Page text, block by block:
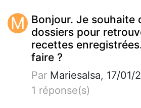
M Bonjour. Je souhaite
dossiers pour
recettes
faire ?
Par Mariesalsa, 17/01/
1 réponse(s)